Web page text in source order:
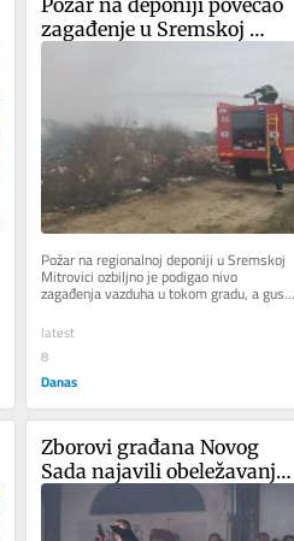
zagađenje u Sremskoj
Požar na regionalnoj deponiji u Sremskoj
Mitrovici ozbiljno je podigao nivo
zagađenja vazduha u tokom gradu, a gusti
dim se širi i ka susednoj...
latest
8
Danas
Zborovi građana Novog
Sada najavili obeležavanje
godišnjice sukoba ispred
prostorija SNS